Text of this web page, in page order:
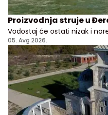
Proizvodnja struje u
Vodostaj će ostati nizak i
Elektroprivrede Srbije
nemaju razloga za brigu
05. Avg 2026.